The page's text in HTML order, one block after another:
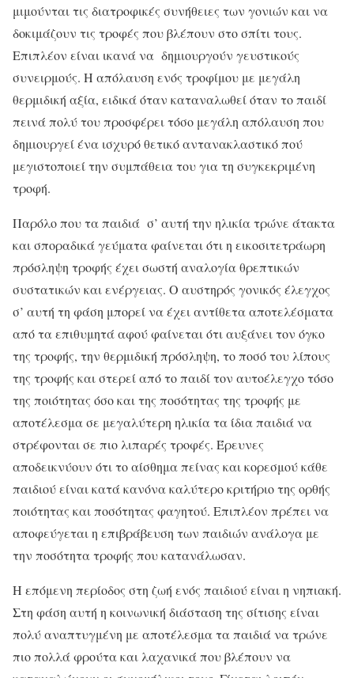
μιμούνται τις διατροφικές συνήθειες των γονιών και να
δοκιμάζουν τις τροφές που βλέπουν στο σπίτι τους.
Επιπλέον είναι ικανά να δημιουργούν γευστικούς
συνειρμούς. Η απόλαυση ενός τροφίμου με μεγάλη
θερμιδική αξία, ειδικά όταν καταναλωθεί όταν το παιδί
πεινά πολύ του προσφέρει τόσο μεγάλη απόλαυση που
δημιουργεί ένα ισχυρό θετικό αντανακλαστικό πού
μεγιστοποιεί την συμπάθεια του για τη συγκεκριμένη
τροφή.
Παρόλο που τα παιδιά σ’ αυτή την ηλικία τρώνε άτακτα
και σποραδικά γεύματα φαίνεται ότι η εικοσιτετράωρη
πρόσληψη τροφής έχει σωστή αναλογία θρεπτικών
συστατικών και ενέργειας. Ο αυστηρός γονικός έλεγχος
σ’ αυτή τη φάση μπορεί να έχει αντίθετα αποτελέσματα
από τα επιθυμητά αφού φαίνεται ότι αυξάνει τον όγκο
της τροφής, την θερμιδική πρόσληψη, το ποσό του λίπους
της τροφής και στερεί από το παιδί τον αυτοέλεγχο τόσο
της ποιότητας όσο και της ποσότητας της τροφής με
αποτέλεσμα σε μεγαλύτερη ηλικία τα ίδια παιδιά να
στρέφονται σε πιο λιπαρές τροφές. Έρευνες
αποδεικνύουν ότι το αίσθημα πείνας και κορεσμού κάθε
παιδιού είναι κατά κανόνα καλύτερο κριτήριο της ορθής
ποιότητας και ποσότητας φαγητού. Επιπλέον πρέπει να
αποφεύγεται η επιβράβευση των παιδιών ανάλογα με
την ποσότητα τροφής που κατανάλωσαν.
Η επόμενη περίοδος στη ζωή ενός παιδιού είναι η νηπιακή.
Στη φάση αυτή η κοινωνική διάσταση της σίτισης είναι
πολύ αναπτυγμένη με αποτέλεσμα τα παιδιά να τρώνε
πιο πολλά φρούτα και λαχανικά που βλέπουν να